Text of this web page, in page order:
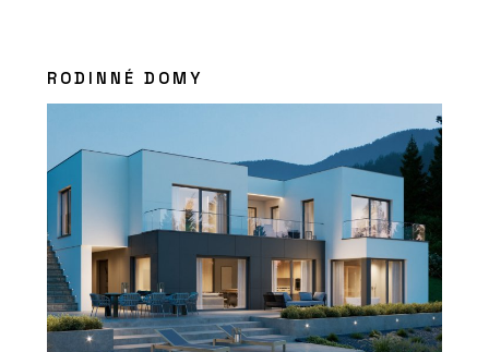
RODINNÉ DOMY